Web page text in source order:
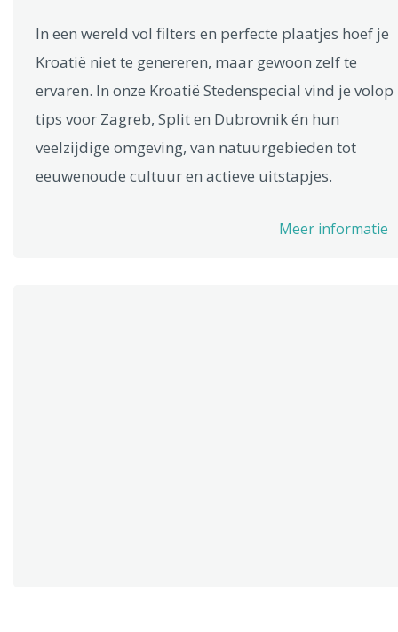
In een wereld vol filters en perfecte plaatjes hoef je
Kroatië niet te genereren, maar gewoon zelf te
ervaren. In onze Kroatië Stedenspecial vind je volop
tips voor Zagreb, Split en Dubrovnik én hun
veelzijdige omgeving, van natuurgebieden tot
eeuwenoude cultuur en actieve uitstapjes.
Meer informatie